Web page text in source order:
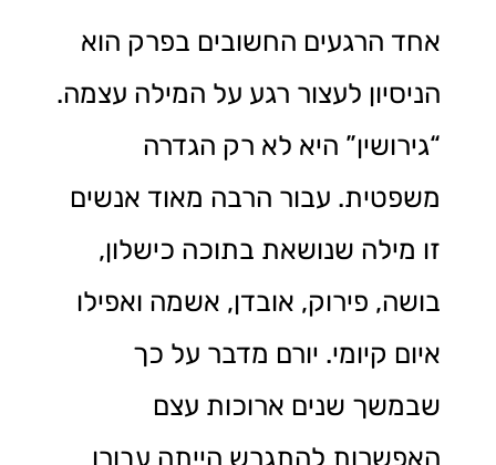
אחד הרגעים החשובים בפרק הוא
הניסיון לעצור רגע על המילה עצמה.
“גירושין” היא לא רק הגדרה
משפטית. עבור הרבה מאוד אנשים
זו מילה שנושאת בתוכה כישלון,
בושה, פירוק, אובדן, אשמה ואפילו
איום קיומי. יורם מדבר על כך
שבמשך שנים ארוכות עצם
האפשרות להתגרש הייתה עבורו